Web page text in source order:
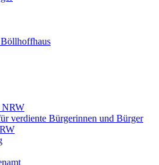
NRW
verdiente Bürgerinnen und Bürger